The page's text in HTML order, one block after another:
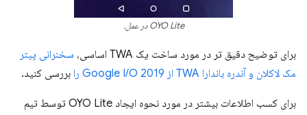
OYO Lite در عمل.
برای توضیح دقیق تر در مورد ساخت یک TWA اساسی،
سخنرانی پیتر
مک لاکلان و آندره باندارا TWA از Google I/O 2019 را
بررسی کنید.
برای کسب اطلاعات بیشتر در مورد نحوه ایجاد OYO Lite توسط تیم